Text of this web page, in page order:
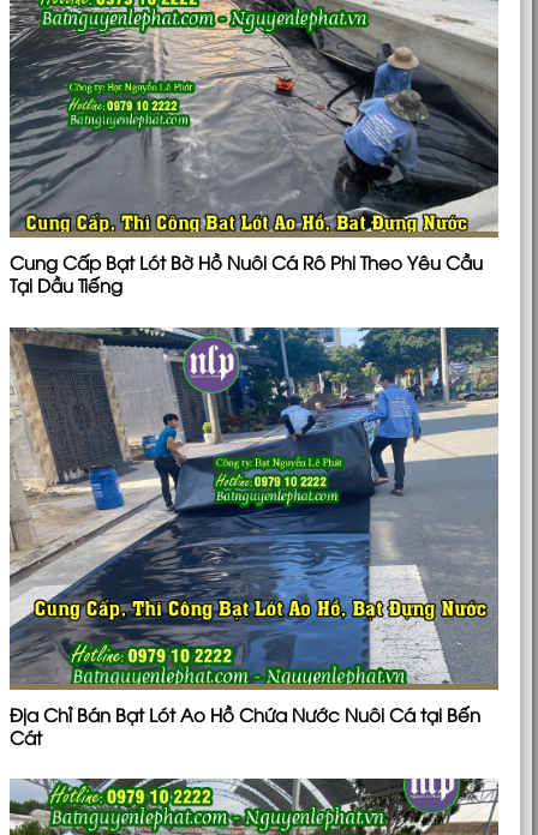
Cung Cấp Bạt Lót Bờ Hồ Nuôi Cá Rô Phi Theo Yêu Cầu
Tại Dầu Tiếng
Địa Chỉ Bán Bạt Lót Ao Hồ Chứa Nước Nuôi Cá tại Bến
Cát